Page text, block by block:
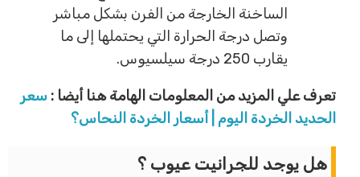
الساخنة الخارجة من الفرن بشكل مباشر
وتصل درجة الحرارة التي يحتملها إلى ما
يقارب 250 درجة سيلسيوس.
تعرف علي المزيد من المعلومات الهامة هنا أيضا :سعر
الحديد الخردة اليوم | أسعار الخردة النحاس؟
هل يوجد للجرانيت عيوب ؟